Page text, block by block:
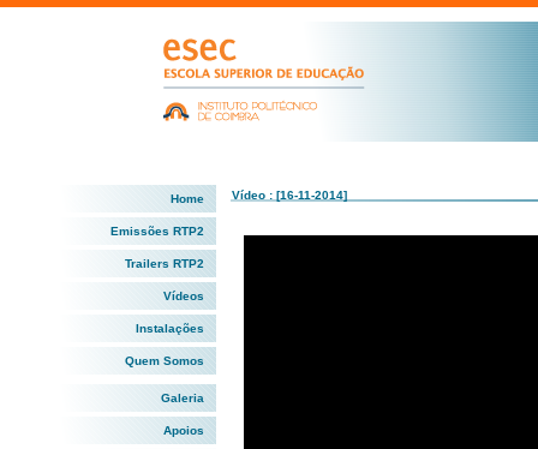
Home
Emissões RTP2
Trailers RTP2
Vídeos
Instalações
Quem Somos
Galeria
Apoios
Vídeo : [16-11-2014]